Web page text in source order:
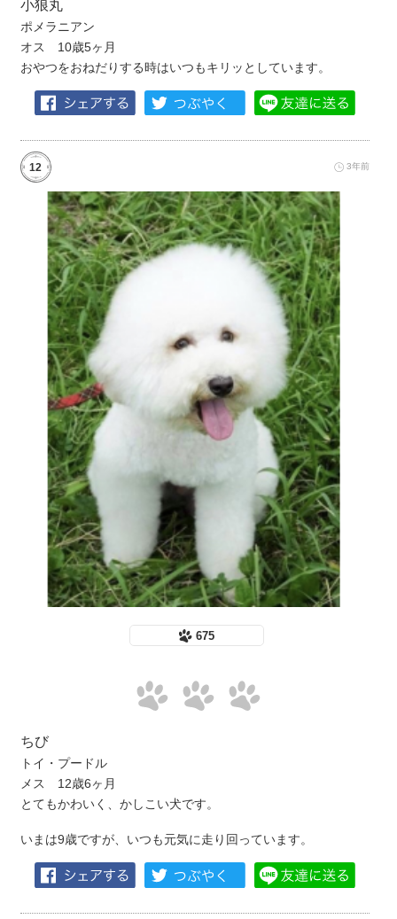
小狼丸
ポメラニアン
オス 10歳5ヶ月
おやつをおねだりする時はいつもキリッとしています。
12 3年前
675
ちび
トイ・プードル
メス 12歳6ヶ月
とてもかわいく、かしこい犬です。
いまは9歳ですが、いつも元気に走り回っています。